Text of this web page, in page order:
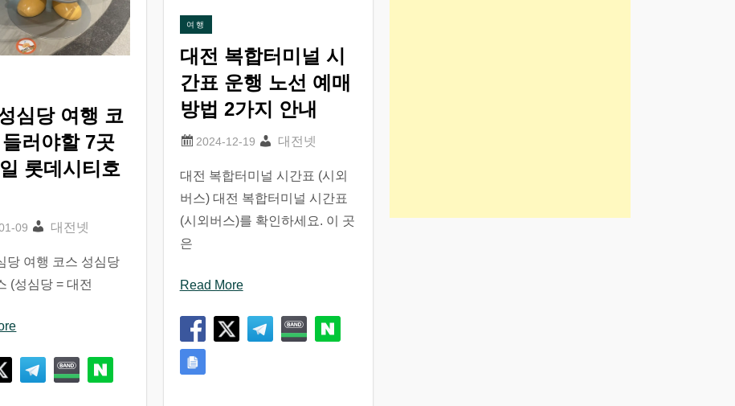
심당 여행 코
러야할 7곳
롯데시티호
대전넷
당 여행 코스 성심당
(성심당 = 대전
여행
대전 복합터미널 시
간표 운행 노선 예매
방법 2가지 안내
대전넷
대전 복합터미널 시간표 (시외
버스) 대전 복합터미널 시간표
(시외버스)를 확인하세요. 이 곳
은
Read More